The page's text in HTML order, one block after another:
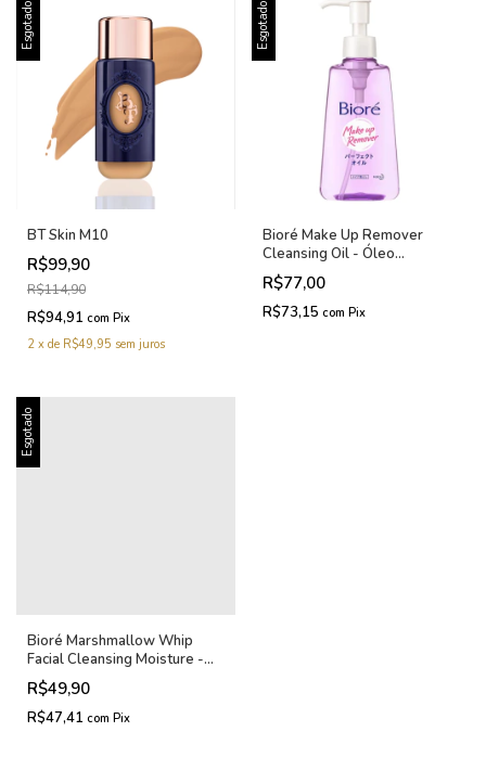
Esgotado
BT Skin M10
R$99,90
R$114,90
R$94,91 com Pix
2 x de R$49,95 sem juros
Esgotado
Bioré Make Up Remover
Cleansing Oil - Óleo
Demaquilante 230ml
R$77,00
R$73,15 com Pix
Esgotado
Bioré Marshmallow Whip
Facial Cleansing Moisture -
Sabonete Facial 150ml
R$49,90
R$47,41 com Pix